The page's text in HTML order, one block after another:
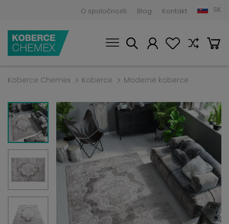
O spoločnosti Blog Kontakt SK
Koberce Chemex Koberce Moderné koberce